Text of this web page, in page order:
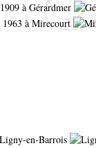
à Gérardmer
1963 à Mirecourt
en-Barrois